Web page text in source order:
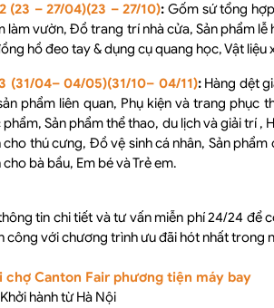
(23 – 27/04)(23 – 27/10): Gốm sứ tổng
làm vườn, Đồ trang trí nhà cửa, Sản phẩm
hồ đeo tay & dụng cụ quang học, Vật
(31/04– 04/05)(31/10– 04/11):Hàng dệt
phẩm liên quan, Phụ kiện và trang phục
phẩm, Sản phẩm thể thao, du lịch và giải trí ,
cho thú cưng, Đồ vệ sinh cá nhân, Sản
bà bầu, Em bé và Trẻ em.
tin chi tiết và tư vấn miễn phí 24/24 để
công với chương trình ưu đãi hót nhất trong
chợ Canton Fair phương tiện máy bay
Khởi hành từ Hà Nội